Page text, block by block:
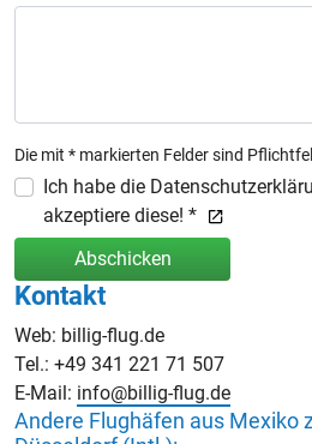
Die mit * markierten Felder sind
Ich habe die
akzeptiere diese! *
Abschicken
Kontakt
Web: billig-flug.de
Tel.: +49 341 221 71 507
E-Mail: info@billig-flug.de
Andere Flughäfen aus Mexiko